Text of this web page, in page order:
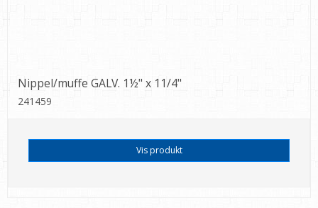
Nippel/muffe GALV. 1½" x 11/4"
241459
Vis produkt